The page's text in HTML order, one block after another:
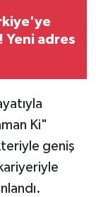
Yeni adres
Ki"
geniş